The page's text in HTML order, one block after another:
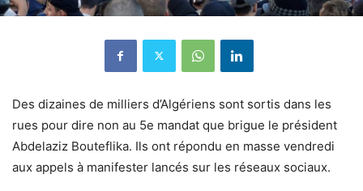
Des dizaines de milliers d’Algériens sont sortis dans les
rues pour dire non au 5e mandat que brigue le président
Abdelaziz Bouteflika. Ils ont répondu en masse vendredi
aux appels à manifester lancés sur les réseaux sociaux.